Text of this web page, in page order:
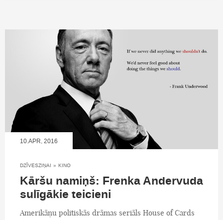
10.APR, 2016
DZĪVESZIŅAI » KINO
Kāršu namiņš: Frenka Andervuda
sulīgākie teicieni
Amerikāņu politiskās drāmas seriāls House of Cards